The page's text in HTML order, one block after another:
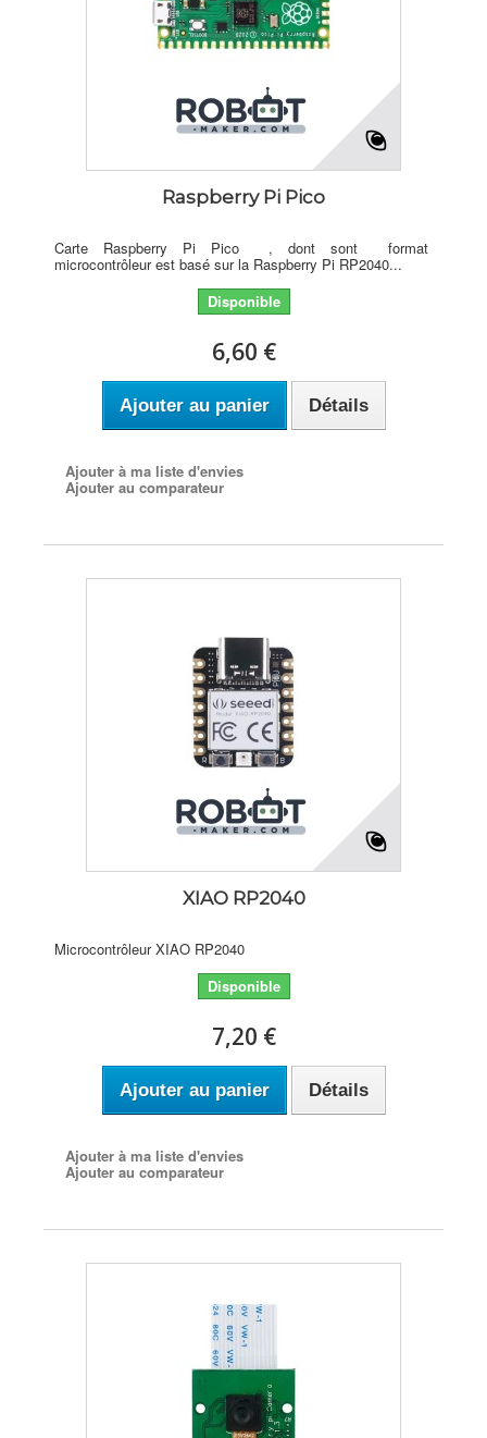
Raspberry Pi Pico
Carte Raspberry Pi Pico , dont sont format
microcontrôleur est basé sur la Raspberry Pi RP2040...
Disponible
6,60 €
Ajouter au panier Détails
Ajouter à ma liste d'envies
Ajouter au comparateur
XIAO RP2040
Microcontrôleur XIAO RP2040
Disponible
7,20 €
Ajouter au panier Détails
Ajouter à ma liste d'envies
Ajouter au comparateur